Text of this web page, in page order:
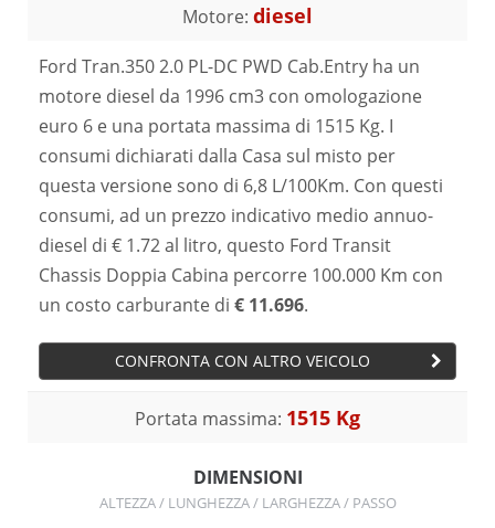
Motore: diesel
Ford Tran.350 2.0 PL-DC PWD Cab.Entry ha un
motore diesel da 1996 cm3 con omologazione
euro 6 e una portata massima di 1515 Kg. I
consumi dichiarati dalla Casa sul misto per
questa versione sono di 6,8 L/100Km. Con questi
consumi, ad un prezzo indicativo medio annuo-
diesel di € 1.72 al litro, questo Ford Transit
Chassis Doppia Cabina percorre 100.000 Km con
un costo carburante di € 11.696.
CONFRONTA CON ALTRO VEICOLO
Portata massima: 1515 Kg
DIMENSIONI
ALTEZZA / LUNGHEZZA / LARGHEZZA / PASSO